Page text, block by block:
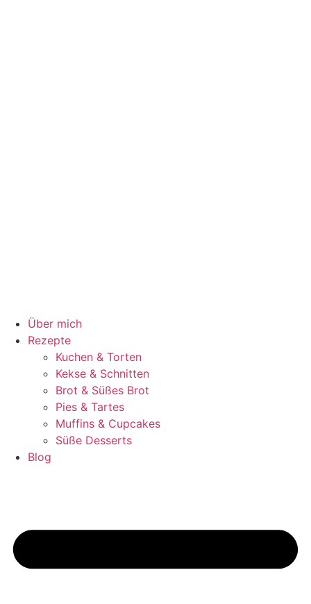
Über mich
Rezepte
Kuchen & Torten
Kekse & Schnitten
Brot & Süßes Brot
Pies & Tartes
Muffins & Cupcakes
Süße Desserts
Blog